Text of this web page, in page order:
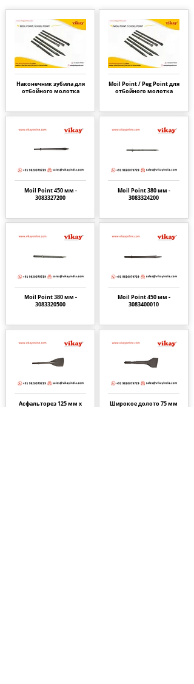
Наконечник зубила для
отбойного молотка
Moil Point 450 мм -
3083327200
Moil Point 380 мм -
3083320500
Асфальторез 125 мм x
Moil Point / Peg Point для
отбойного молотка
Moil Point 380 мм -
3083324200
Moil Point 450 мм -
3083400010
Широкое долото 75 мм